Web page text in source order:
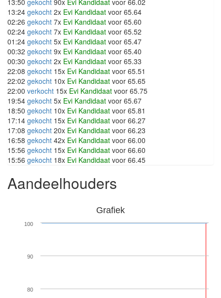
13:50 gekocht 90x Evi Kandidaat voor 66.02
13:24 gekocht 2x Evi Kandidaat voor 65.64
02:26 gekocht 7x Evi Kandidaat voor 65.60
02:24 gekocht 7x Evi Kandidaat voor 65.52
01:24 gekocht 5x Evi Kandidaat voor 65.47
00:32 gekocht 9x Evi Kandidaat voor 65.40
00:30 gekocht 2x Evi Kandidaat voor 65.33
22:08 gekocht 15x Evi Kandidaat voor 65.51
22:02 gekocht 10x Evi Kandidaat voor 65.65
22:00 verkocht 15x Evi Kandidaat voor 65.75
19:54 gekocht 5x Evi Kandidaat voor 65.67
18:50 gekocht 10x Evi Kandidaat voor 65.81
17:14 gekocht 15x Evi Kandidaat voor 66.27
17:08 gekocht 20x Evi Kandidaat voor 66.23
16:58 gekocht 42x Evi Kandidaat voor 66.00
15:56 gekocht 15x Evi Kandidaat voor 66.60
15:56 gekocht 18x Evi Kandidaat voor 66.45
Aandeelhouders
Grafiek
80
90
100